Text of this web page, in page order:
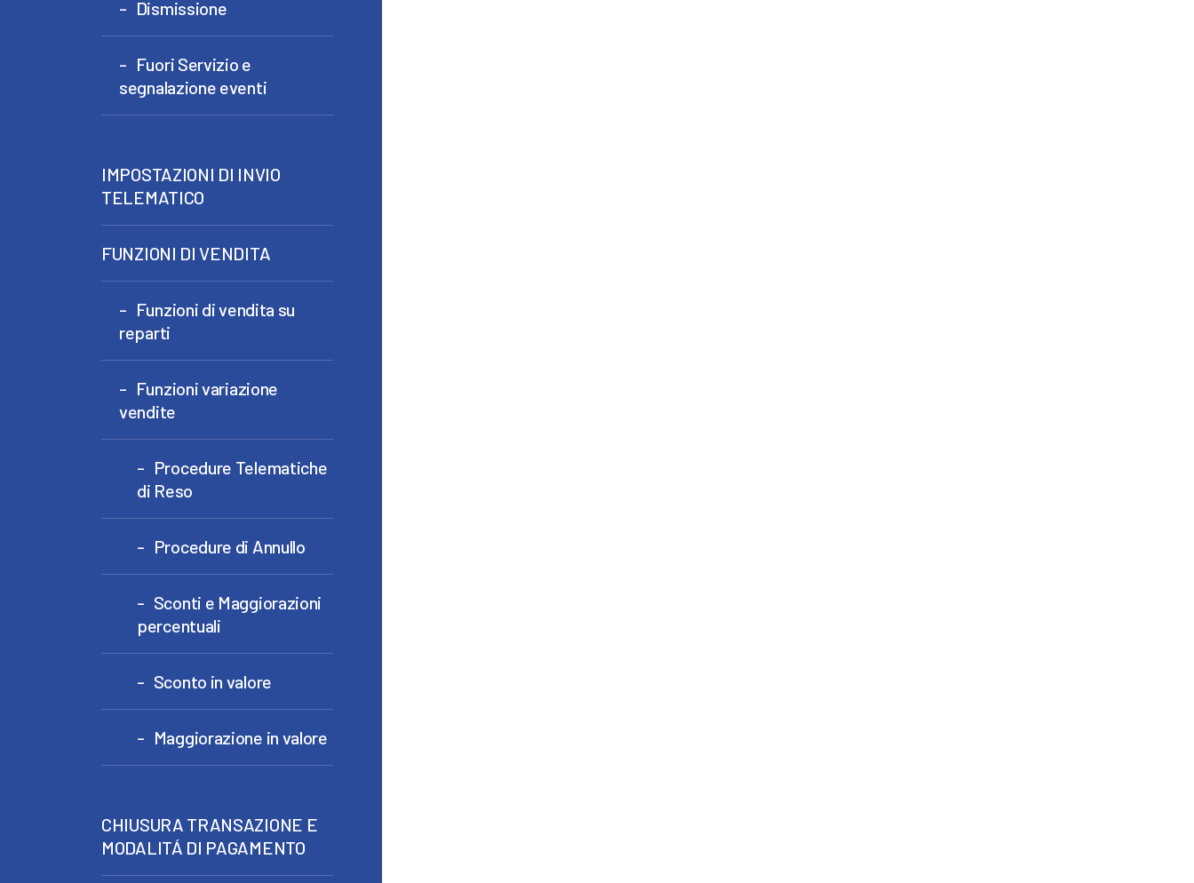
Dismissione
Fuori Servizio e
segnalazione eventi
IMPOSTAZIONI DI INVIO
TELEMATICO
FUNZIONI DI VENDITA
Funzioni di vendita su
reparti
Funzioni variazione
vendite
Procedure Telematiche
di Reso
Procedure di Annullo
Sconti e Maggiorazioni
percentuali
Sconto in valore
Maggiorazione in valore
CHIUSURA TRANSAZIONE E
MODALITÁ DI PAGAMENTO